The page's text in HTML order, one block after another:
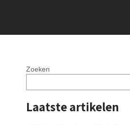
Zoeken
Laatste artikelen